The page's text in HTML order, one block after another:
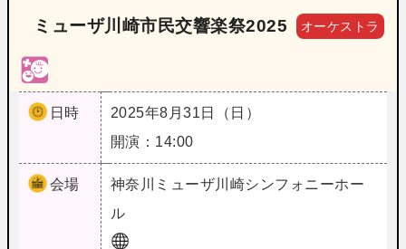
ミューザ川崎市民交響楽祭2025 オーケストラ
日時
2025年8月31日（日）
開演：14:00
会場 神奈川
ミューザ川崎シンフォニーホー
ル